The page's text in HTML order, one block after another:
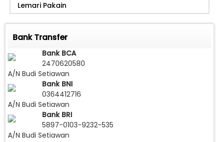
Lemari Pakain
Bank Transfer
Bank BCA
2470620580
A/N Budi Setiawan
Bank BNI
0364412716
A/N Budi Setiawan
Bank BRI
5897-0103-9232-535
A/N Budi Setiawan